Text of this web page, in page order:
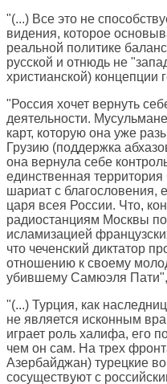
"(...) Все это не
видения, которое
реальной политике
русской и отнюдь не
христианской) концепции
"Россия хочет вернуть
деятельности.
карт, которую она уже
Грузию (поддержка
она вернула себе
единственная
шариат с благословения,
царя всея России. Что,
радиостанциям Москвы
исламизацией
что чеченский диктатор
отношению к своему
убившему Самюэля Пати",
"(...) Турция, как
не является исконным
играет роль халифа, его
чем он сам. На трех
Азербайджан) турецкие
сосуществуют с